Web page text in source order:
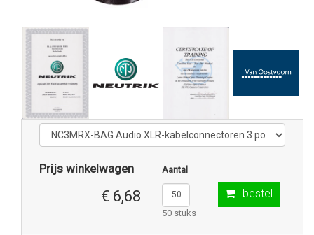
Prijs winkelwagen
€ 6,68
Aantal
50 stuks
bestel